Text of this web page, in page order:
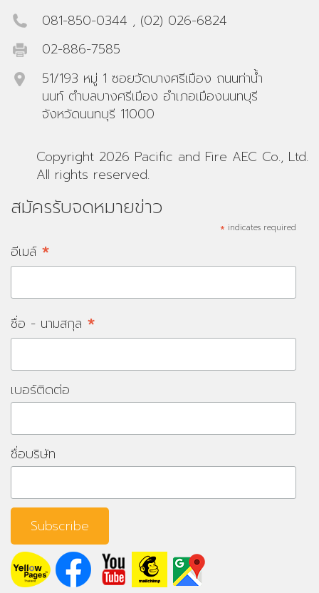
081-850-0344 , (02) 026-6824
02-886-7585
51/193 หมู่ 1 ซอยวัดบางศรีเมือง ถนนท่าน้ำ
นนท์ ตำบลบางศรีเมือง อำเภอเมืองนนทบุรี
จังหวัดนนทบุรี 11000
Copyright 2026 Pacific and Fire AEC Co., Ltd.
All rights reserved.
สมัครรับจดหมายข่าว
* indicates required
อีเมล์ *
ชื่อ - นามสกุล *
เบอร์ติดต่อ
ชื่อบริษัท